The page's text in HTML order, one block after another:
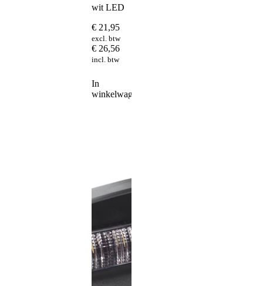
wit LED
€ 21,95
excl. btw
€ 26,56
incl. btw
In
winkelwagen